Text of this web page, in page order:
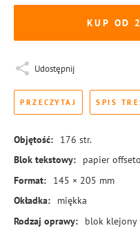
KUP OD
Udostępnij
PRZECZYTAJ SPIS
Objętość: 176 str.
Blok tekstowy:
papier
Format:
145 × 205 mm
Okładka:
miękka
Rodzaj oprawy:
blok klejony